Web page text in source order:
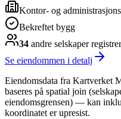
Kontor- og
Bekreftet bygg
34 andre selskaper
Se eiendommen i detalj
Eiendomsdata fra Kartverket
baseres på spatial join
eiendomsgrensen) — kan
koordinatet er upresist.